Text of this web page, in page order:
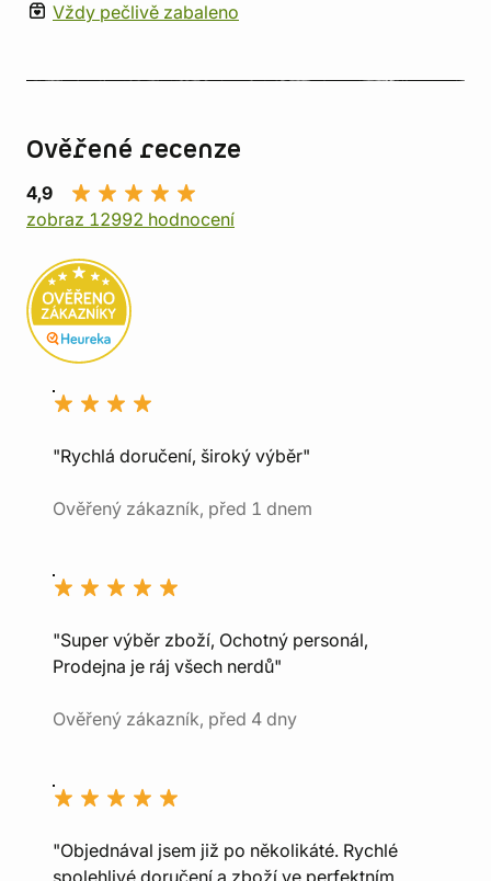
Vždy pečlivě zabaleno
Ověřené recenze
4,9
zobraz 12992 hodnocení
"Rychlá doručení, široký výběr"
Ověřený zákazník, před 1 dnem
"Super výběr zboží, Ochotný personál,
Prodejna je ráj všech nerdů"
Ověřený zákazník, před 4 dny
"Objednával jsem již po několikáté. Rychlé
spolehlivé doručení a zboží ve perfektním